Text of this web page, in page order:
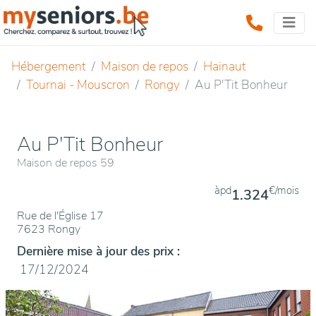
Hébergement Maison de repos
Hainaut
Tournai - Mouscron
Rongy Au P'Tit Bonheur
Au P'Tit Bonheur
Maison de repos 59
Rue de l'Église 17
7623 Rongy
àpd1.324€/mois
Dernière mise à jour des prix :
17/12/2024